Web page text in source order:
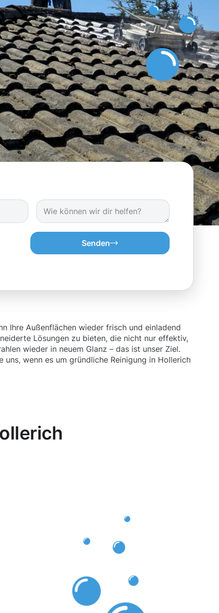
Senden
Ihre Außenflächen wieder frisch und einladend
Lösungen zu bieten, die nicht nur effektiv,
wieder in neuem Glanz – das ist unser Ziel.
wenn es um gründliche Reinigung in Hollerich